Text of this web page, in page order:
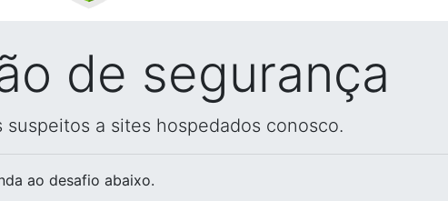
de segurança
a sites hospedados conosco.
ao desafio abaixo.